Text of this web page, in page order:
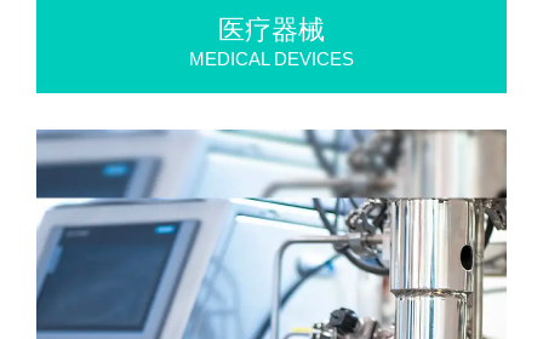
医疗器械
MEDICAL DEVICES